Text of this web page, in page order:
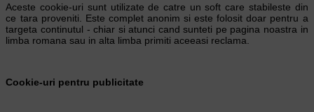
Aceste cookie-uri sunt utilizate de catre un soft care stabileste din
ce tara proveniti. Este complet anonim si este folosit doar pentru a
targeta continutul - chiar si atunci cand sunteti pe pagina noastra in
limba romana sau in alta limba primiti aceeasi reclama.
Cookie-uri pentru publicitate